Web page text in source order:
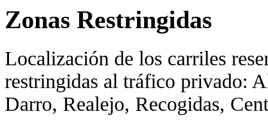
Zonas Restringidas
Localización de los carriles
restringidas al tráfico privado:
Darro, Realejo, Recogidas,